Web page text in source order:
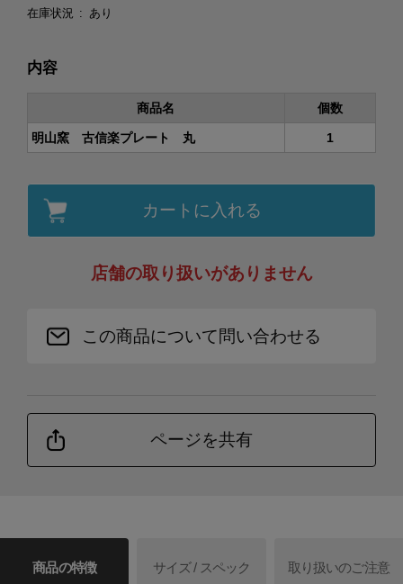
在庫状況
あり
カートに入れる
店舗の取り扱いがありません
内容
商品名 個数
明山窯 古信楽プレート 丸 1
この商品について問い合わせる
ページを共有
商品の特徴 サイズ / スペック 取り扱いのご注意